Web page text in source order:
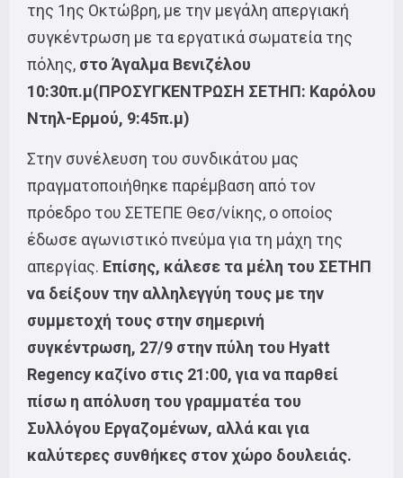
της 1ης Οκτώβρη, με την μεγάλη απεργιακή
συγκέντρωση με τα εργατικά σωματεία της
πόλης, στο Άγαλμα Βενιζέλου
10:30π.μ(ΠΡΟΣΥΓΚΕΝΤΡΩΣΗ ΣΕΤΗΠ: Καρόλου
Ντηλ-Ερμού, 9:45π.μ)
Στην συνέλευση του συνδικάτου μας
πραγματοποιήθηκε παρέμβαση από τον
πρόεδρο του ΣΕΤΕΠΕ Θεσ/νίκης, ο οποίος
έδωσε αγωνιστικό πνεύμα για τη μάχη της
απεργίας. Επίσης, κάλεσε τα μέλη του ΣΕΤΗΠ
να δείξουν την αλληλεγγύη τους με την
συμμετοχή τους στην σημερινή
συγκέντρωση, 27/9 στην πύλη του Hyatt
Regency καζίνο στις 21:00, για να παρθεί
πίσω η απόλυση του γραμματέα του
Συλλόγου Εργαζομένων, αλλά και για
καλύτερες συνθήκες στον χώρο δουλειάς.